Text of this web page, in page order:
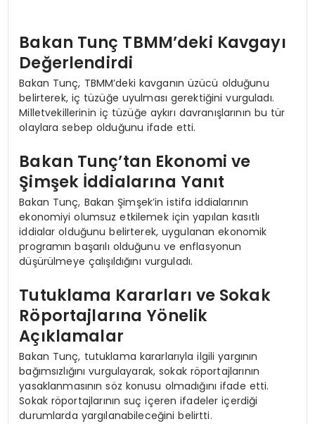
Bakan Tunç TBMM’deki Kavgayı
Değerlendirdi
Bakan Tunç, TBMM’deki kavganın üzücü olduğunu
belirterek, iç tüzüğe uyulması gerektiğini vurguladı.
Milletvekillerinin iç tüzüğe aykırı davranışlarının bu tür
olaylara sebep olduğunu ifade etti.
Bakan Tunç’tan Ekonomi ve
Şimşek İddialarına Yanıt
Bakan Tunç, Bakan Şimşek’in istifa iddialarının
ekonomiyi olumsuz etkilemek için yapılan kasıtlı
iddialar olduğunu belirterek, uygulanan ekonomik
programın başarılı olduğunu ve enflasyonun
düşürülmeye çalışıldığını vurguladı.
Tutuklama Kararları ve Sokak
Röportajlarına Yönelik
Açıklamalar
Bakan Tunç, tutuklama kararlarıyla ilgili yargının
bağımsızlığını vurgulayarak, sokak röportajlarının
yasaklanmasının söz konusu olmadığını ifade etti.
Sokak röportajlarının suç içeren ifadeler içerdiği
durumlarda yargılanabileceğini belirtti.